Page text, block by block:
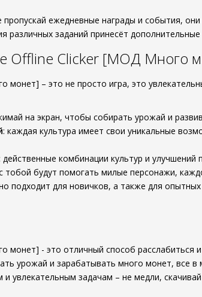
пропускай ежедневные награды и события,
различных заданий принесёт
Offline Clicker [МОД Много
монет] – это не просто игра, это
на экран, чтобы собирать урожай и
: каждая культура имеет свои уникальные
действенные комбинации культур и
тобой будут помогать милые персонажи,
подходит для новичков, а также для
монет] - это отличный способ расслабиться
урожай и зарабатывать много монет, все
увлекательным задачам – не медли,